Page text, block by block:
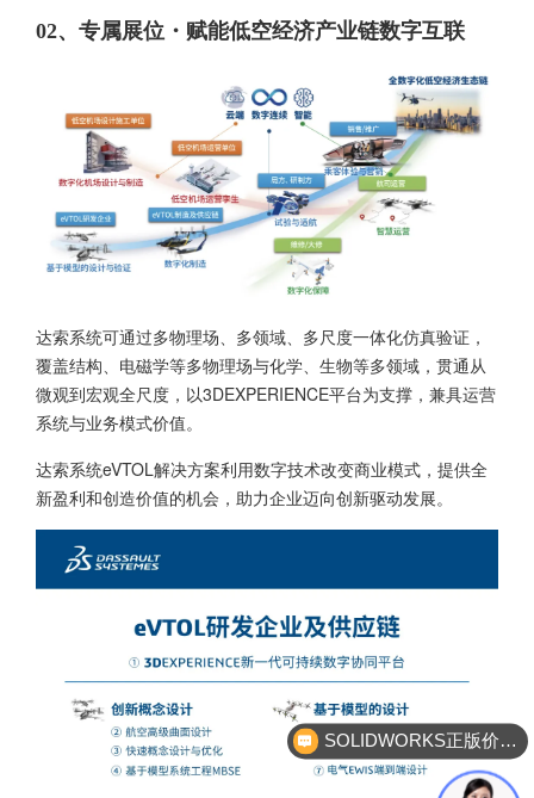
02、专属展位・赋能低空经济产业链数字互联
达索系统可通过多物理场、多领域、多尺度一体化仿真验证，
覆盖结构、电磁学等多物理场与化学、生物等多领域，贯通从
微观到宏观全尺度，以3DEXPERIENCE平台为支撑，兼具运营
系统与业务模式价值。
达索系统eVTOL解决方案利用数字技术改变商业模式，提供全
新盈利和创造价值的机会，助力企业迈向创新驱动发展。
企业服务咨询